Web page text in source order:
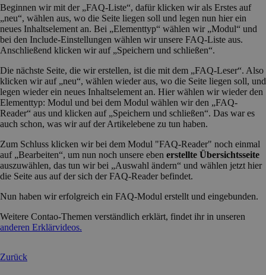
Beginnen wir mit der „FAQ-Liste“, dafür klicken wir als Erstes auf
„neu“, wählen aus, wo die Seite liegen soll und legen nun hier ein
neues Inhaltselement an. Bei „Elementtyp“ wählen wir „Modul“ und
bei den Include-Einstellungen wählen wir unsere FAQ-Liste aus.
Anschließend klicken wir auf „Speichern und schließen“.
Die nächste Seite, die wir erstellen, ist die mit dem „FAQ-Leser“. Also
klicken wir auf „neu“, wählen wieder aus, wo die Seite liegen soll, und
legen wieder ein neues Inhaltselement an. Hier wählen wir wieder den
Elementtyp: Modul und bei dem Modul wählen wir den „FAQ-
Reader“ aus und klicken auf „Speichern und schließen“. Das war es
auch schon, was wir auf der Artikelebene zu tun haben.
Zum Schluss klicken wir bei dem Modul "FAQ-Reader" noch einmal
auf „Bearbeiten“, um nun noch unsere eben erstellte Übersichtsseite
auszuwählen, das tun wir bei „Auswahl ändern“ und wählen jetzt hier
die Seite aus auf der sich der FAQ-Reader befindet.
Nun haben wir erfolgreich ein FAQ-Modul erstellt und eingebunden.
Weitere Contao-Themen verständlich erklärt, findet ihr in unseren
anderen Erklärvideos.
Zurück